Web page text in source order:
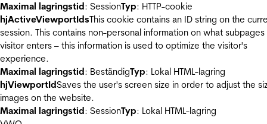
Maximal lagringstid: SessionTyp: HTTP-cookie
hjActiveViewportIdsThis cookie contains an ID string on the
session. This contains non-personal information on what
visitor enters – this information is used to optimize the visitor's
experience.
Maximal lagringstid: BeständigTyp: Lokal HTML-lagring
hjViewportIdSaves the user's screen size in order to adjust the
images on the website.
Maximal lagringstid: SessionTyp: Lokal HTML-lagring